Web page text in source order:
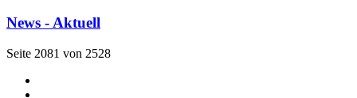
News - Aktuell
Seite 2081 von 2528